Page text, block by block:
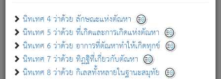
นิทเทศ 4 ว่าด้วย ลักษณะแห่งตัณหา
นิทเทศ 5 ว่าด้วย ที่เกิดและการเกิดแห่งตัณหา
นิทเทศ 6 ว่าด้วย อาการที่ตัณหาทำให้เกิดทุกข์
นิทเทศ 7 ว่าด้วย ทิฏฐิที่เกี่ยวกับตัณหา
นิทเทศ 8 ว่าด้วย กิเลสทั้งหลายในฐานะสมุทัย
อย่างนี้อยู่; เขาย่อมละภวตัณหาได้ และไม่เพลิดเพลินวิภวตัณหา
ด้วย.
ความดับเพราะความสำรอกไม่เหลือ (แห่งภพทั้งหลาย)
เพราะความสิ้นไปแห่งตัณหาโดยประการทั้งปวง นั้นคือ
นิพพาน.